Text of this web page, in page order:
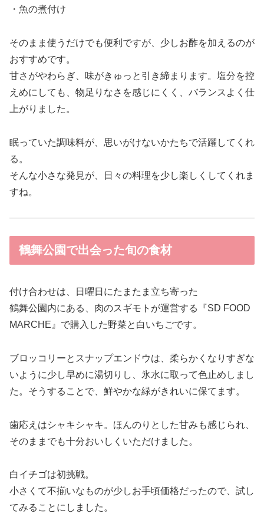
・魚の煮付け
そのまま使うだけでも便利ですが、少しお酢を加えるのが
おすすめです。
甘さがやわらぎ、味がきゅっと引き締まります。塩分を控
えめにしても、物足りなさを感じにくく、バランスよく仕
上がりました。
眠っていた調味料が、思いがけないかたちで活躍してくれ
る。
そんな小さな発見が、日々の料理を少し楽しくしてくれま
すね。
鶴舞公園で出会った旬の食材
付け合わせは、日曜日にたまたま立ち寄った
鶴舞公園内にある、肉のスギモトが運営する『SD FOOD
MARCHE』で購入した野菜と白いちごです。
ブロッコリーとスナップエンドウは、柔らかくなりすぎな
いように少し早めに湯切りし、氷水に取って色止めしまし
た。そうすることで、鮮やかな緑がきれいに保てます。
歯応えはシャキシャキ。ほんのりとした甘みも感じられ、
そのままでも十分おいしくいただけました。
白イチゴは初挑戦。
小さくて不揃いなものが少しお手頃価格だったので、試し
てみることにしました。